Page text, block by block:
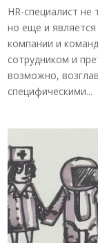
HR-специалист
но еще и
компании и
сотрудником и
возможно,
специфическими...